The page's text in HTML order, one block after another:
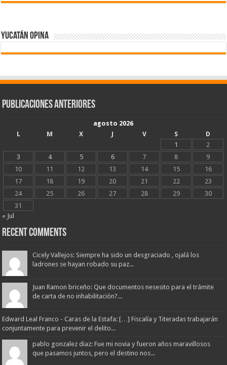
Yucatán Opina
Publicaciones Anteriores
agosto 2026
L
M X J V S
D
1
2
3
4 5 6 7 8
9
10
11 12 13 14 15
16
17
18 19 20 21 22
23
24
25 26 27 28 29
30
31
« Jul
Recent Comments
Cicely Vallejos: Siempre ha sido un desgraciado , ojalá los
ladrones se hayan robado su paz...
Juan Ramon briceño: Que documentos nesesito para el trámite
de carta de no inhabilitación?...
Edward Leal Franco - Caras de la Estafa: […] Fiscalía y Titeradas trabajarán
conjuntamente para prevenir el delito...
pablo gonzalez diaz: Fue mi novia y fueron años maravillosos
que pasamos juntos, pero el destino nos...